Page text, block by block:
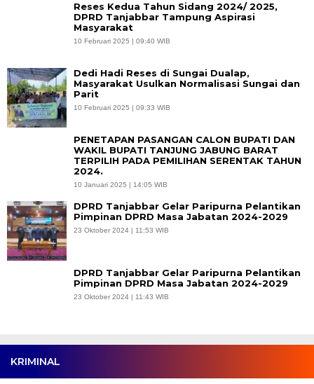
Reses Kedua Tahun Sidang 2024/ 2025,
DPRD Tanjabbar Tampung Aspirasi
Masyarakat
10 Februari 2025 | 09:40 WIB
Dedi Hadi Reses di Sungai Dualap,
Masyarakat Usulkan Normalisasi Sungai dan
Parit
10 Februari 2025 | 09:33 WIB
PENETAPAN PASANGAN CALON BUPATI DAN
WAKIL BUPATI TANJUNG JABUNG BARAT
TERPILIH PADA PEMILIHAN SERENTAK TAHUN
2024.
10 Januari 2025 | 14:05 WIB
DPRD Tanjabbar Gelar Paripurna Pelantikan
Pimpinan DPRD Masa Jabatan 2024-2029
23 Oktober 2024 | 11:53 WIB
DPRD Tanjabbar Gelar Paripurna Pelantikan
Pimpinan DPRD Masa Jabatan 2024-2029
23 Oktober 2024 | 11:43 WIB
KRIMINAL